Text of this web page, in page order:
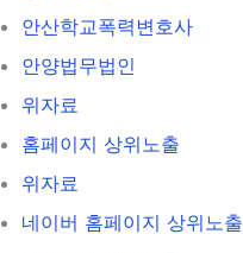
안산학교폭력변호사
안양법무법인
위자료
홈페이지 상위노출
위자료
네이버 홈페이지 상위노출